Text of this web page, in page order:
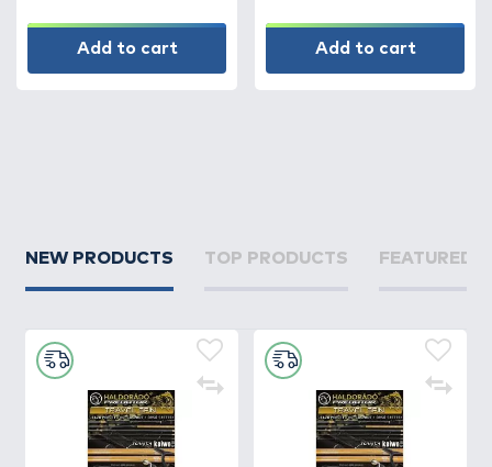
Add to cart Add to cart
NEW PRODUCTS TOP PRODUCTS FEATURED